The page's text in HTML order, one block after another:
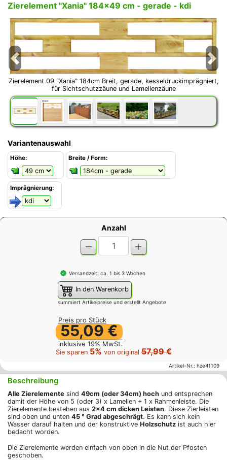
Zierelement "Xania" 184x49 cm - gerade - kdi
Zierelement 09 "Xania" 184cm Breit, gerade, kesseldruckimprägniert,
für Sichtschutzzäune und Lamellenzäune
Previous Next
Variantenauswahl
Höhe: Breite / Form:
Imprägnierung:
Anzahl
Versandzeit: ca. 1 bis 3 Wochen
In den Warenkorb
summiert Artikelpreise und erstellt Angebote
Preis pro Stück
55,09 €
inklusive 19% MwSt.
Sie sparen 5% von original57,99 €
Artikel-Nr.: hze41109
Beschreibung
Alle Zierelemente sind 49cm (oder 34cm) hoch und entsprechen
damit der Höhe von 5 (oder 3) x Lamellen + 1 x Rahmenleiste. Die
Zierelemente bestehen aus 2x4 cm dicken Leisten. Diese Zierleisten
sind oben und unten 45 ° Grad abgeschrägt. Es kann sich kein
Wasser darauf halten und der konstruktive Holzschutz ist auch hier
bedacht worden.
Die Zierelemente werden einfach von oben in die Nut der Pfosten
geschoben.